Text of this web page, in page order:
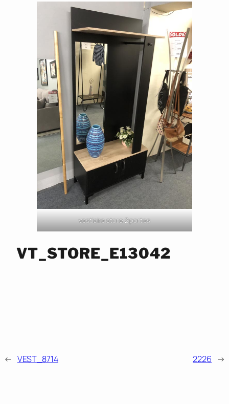
vestiaire store 2 portes
VT_STORE_E13042
← VEST_8714 2226 →